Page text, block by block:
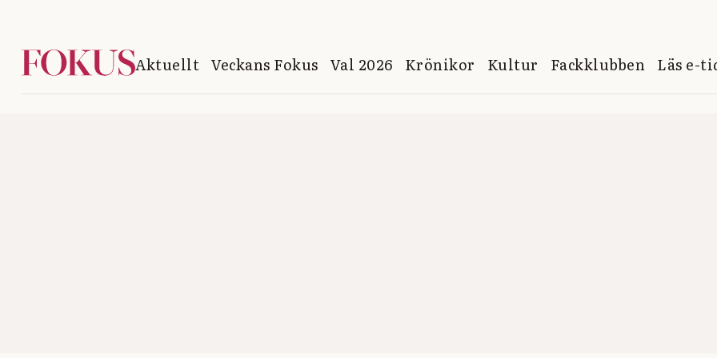
Aktuellt Veckans Fokus Val 2026 Krönikor Kultur Fackklubben Läs e-